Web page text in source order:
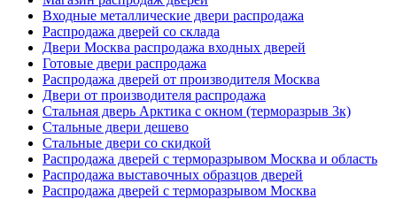
Входные металлические двери распродажа
Распродажа дверей со склада
Двери Москва распродажа входных дверей
Готовые двери распродажа
Распродажа дверей от производителя Москва
Двери от производителя распродажа
Стальная дверь Арктика с окном (терморазрыв 3к)
Стальные двери дешево
Стальные двери со скидкой
Распродажа дверей с терморазрывом Москва и область
Распродажа выставочных образцов дверей
Распродажа дверей с терморазрывом Москва